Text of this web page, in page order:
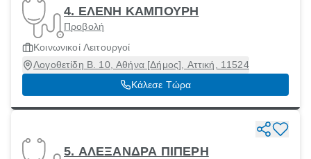
4. ΕΛΕΝΗ ΚΑΜΠΟΥΡΗ
Προβολή
Κοινωνικοί Λειτουργοί
Λογοθετίδη Β. 10, Αθήνα [Δήμος], Αττική, 11524
Κάλεσε Τώρα
5. ΑΛΕΞΑΝΔΡΑ ΠΙΠΕΡΗ